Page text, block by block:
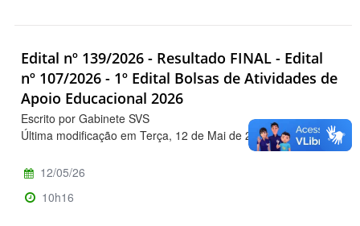
Edital nº 139/2026 - Resultado FINAL - Edital
nº 107/2026 - 1º Edital Bolsas de Atividades de
Apoio Educacional 2026
Escrito por Gabinete SVS
Última modificação em Terça, 12 de Mai de 2026, 10h19
12/05/26
10h16